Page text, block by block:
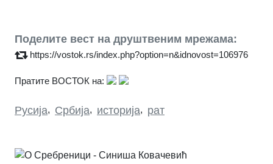
Поделите вест на друштвеним мрежама:
https://vostok.rs/index.php?option=n&idnovost=106976
Пратите ВОСТОК на:
Русија, Србија, историја, рат